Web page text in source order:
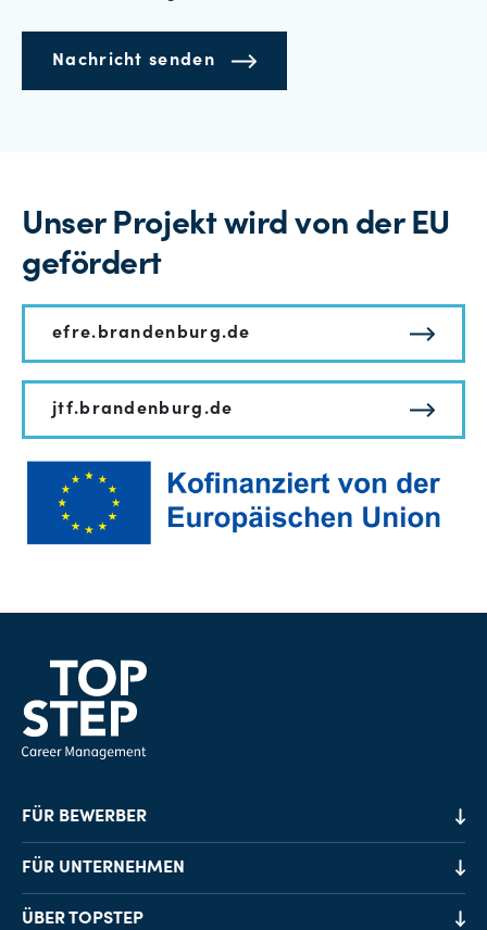
Nachricht senden
Unser Projekt wird von der EU
gefördert
efre.brandenburg.de
jtf.brandenburg.de
FÜR BEWERBER
Job-Finder
Karriereberatung
FÜR UNTERNEHMEN
Personalvermittlung
ÜBER TOPSTEP